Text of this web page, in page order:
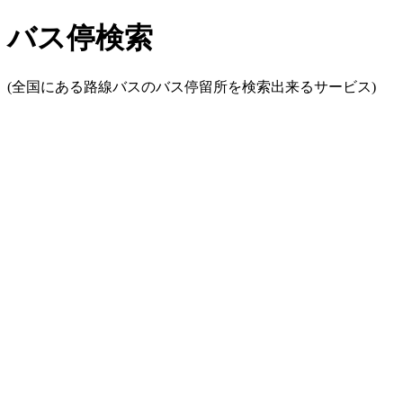
バス停検索
(全国にある路線バスのバス停留所を検索出来るサービス)